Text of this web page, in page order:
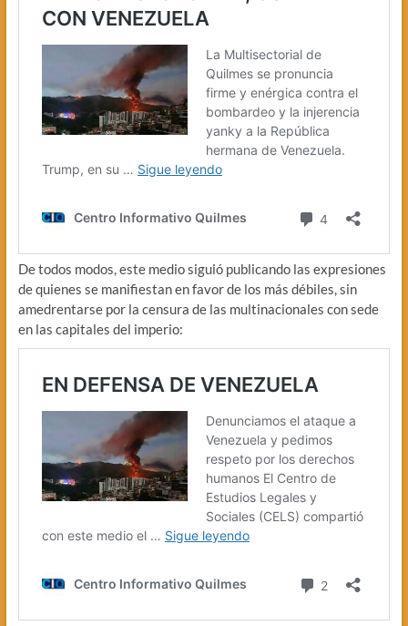
De todos modos, este medio siguió publicando las expresiones
de quienes se manifiestan en favor de los más débiles, sin
amedrentarse por la censura de las multinacionales con sede
en las capitales del imperio: